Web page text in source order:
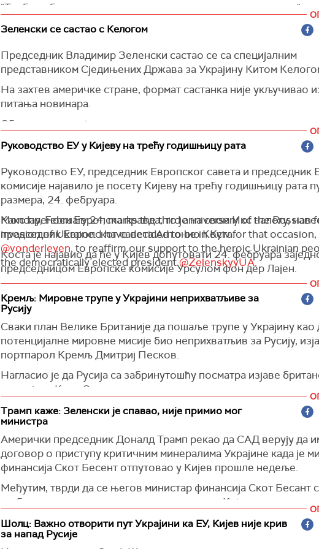
"Требало би оставити време за америчко-руске разговоре",
одлука мора да буде донета до 10. марта.
Подсетио је да Савет ЕУ за спољне послове треба да се
следећег понедељка.
(Танјуг)
Зеленски се састао с Келогом
Председник Владимир Зеленски састао се са специјалним
представником Сједињених Држава за Украјину Китом
На захтев америчке стране, формат састанка није укључивао
питања новинара.
Оба политичара још нису саопштила детаље тог састанка.
(Унијан)
Руководство ЕУ у Кијеву на трећу годишњицу рата
Руководство ЕУ, председник Европског савета и председник
комисије најавило је посету Кијеву на трећу годишњицу рата
размера, 24. фебруара.
Како преноси Европска правда, то је на свом Икс налогу,
председник Европског савета Антонио Коста.
Коста је најавио да ће у Кијев допутовати 24. фебруара
председницом Европске комисије Урсулом фон дер Лајен.
Monday, February 24, marks the third anniversary of the Russian
invasion of Ukraine. I have decided to be in Kyiv for that
@vonderleyen, to reaffirm our support to the heroic Ukrainian
the democratically elected president@ZelenskyyUA.
— António Costa (@eucopresident)February 20, 2025
Кремљ: Мировне трупе у Украјини неприхватљиве за
Русију
Сваки план Велике Британије да пошаље трупе у Украјину као
потенцијалне мировне мисије био неприхватљив за Русију,
портпарол Кремљ Дмитриј Песков.
Нагласио је да Русија са забринутошћу посматра изјаве
премијера Кира Стармера.
Песков је рекао да је тај предлог неприхватљив, јер укључује
укључивање трупа из земље чланице НАТО-а и да ће стога
последице по безбедност саме Русије“.
(Reuters)
Трамп каже: Зеленски је спавао, није примио мог
министра
Амерички председник Доналд Трамп рекао да САД верују да
договор о приступу критичним минералима Украјине када је
финансија Скот Бесент отпутовао у Кијев прошле недеље.
Међутим, тврди да се његов министар финансија Скот Бесант
грубим третманом током прошле седмице у Кијеву.
Он је у председничком авиону рекао новинарима да је Бесену
много времена да стигне до Кијева, а да је то путовање било
Шолц: Важно отворити пут Украјини ка ЕУ, Кијев није крив
за напад Русије